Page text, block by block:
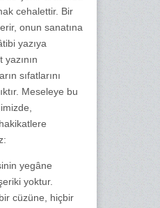
cehalettir. Bir
onun sanatına
yazıya
sıfatlarını
Meseleye bu
yegâne
yoktur.
cüzüne, hiçbir